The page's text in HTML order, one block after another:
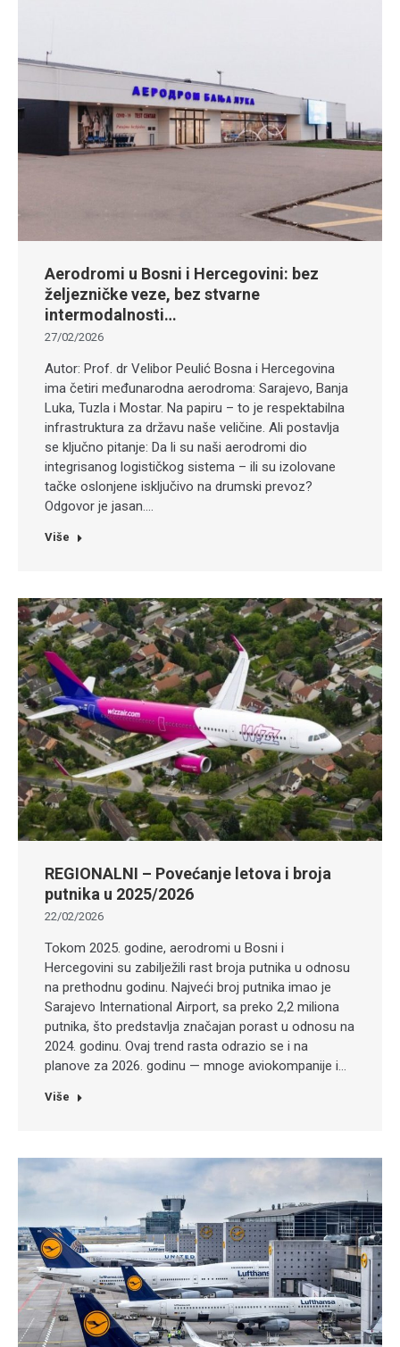
Aerodromi u Bosni i Hercegovini: bez
željezničke veze, bez stvarne
intermodalnosti…
27/02/2026
Autor: Prof. dr Velibor Peulić Bosna i Hercegovina
ima četiri međunarodna aerodroma: Sarajevo, Banja
Luka, Tuzla i Mostar. Na papiru – to je respektabilna
infrastruktura za državu naše veličine. Ali postavlja
se ključno pitanje: Da li su naši aerodromi dio
integrisanog logističkog sistema – ili su izolovane
tačke oslonjene isključivo na drumski prevoz?
Odgovor je jasan.…
Više
REGIONALNI – Povećanje letova i broja
putnika u 2025/2026
22/02/2026
Tokom 2025. godine, aerodromi u Bosni i
Hercegovini su zabilježili rast broja putnika u odnosu
na prethodnu godinu. Najveći broj putnika imao je
Sarajevo International Airport, sa preko 2,2 miliona
putnika, što predstavlja značajan porast u odnosu na
2024. godinu. Ovaj trend rasta odrazio se i na
planove za 2026. godinu — mnoge aviokompanije i…
Više